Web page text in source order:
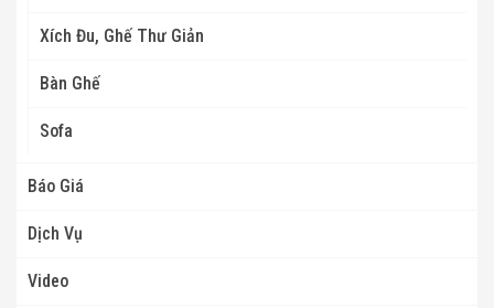
Xích Đu, Ghế Thư Giản
Bàn Ghế
Sofa
Báo Giá
Dịch Vụ
Video